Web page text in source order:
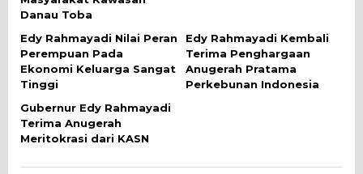
Danau Toba
Edy Rahmayadi Nilai Peran
Perempuan Pada
Ekonomi Keluarga Sangat
Tinggi
Edy Rahmayadi Kembali
Terima Penghargaan
Anugerah Pratama
Perkebunan Indonesia
Gubernur Edy Rahmayadi
Terima Anugerah
Meritokrasi dari KASN